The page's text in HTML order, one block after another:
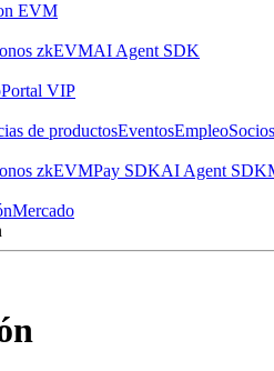
EVM
zkEVMAI Agent SDK
Portal VIP
de productosEventosEmpleoSocios
zkEVMPay SDKAI Agent SDK
Mercado